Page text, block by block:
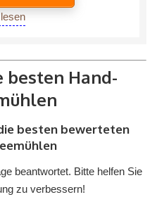
besten Hand-
besten bewerteten
beantwortet. Bitte helfen Sie
zu verbessern!